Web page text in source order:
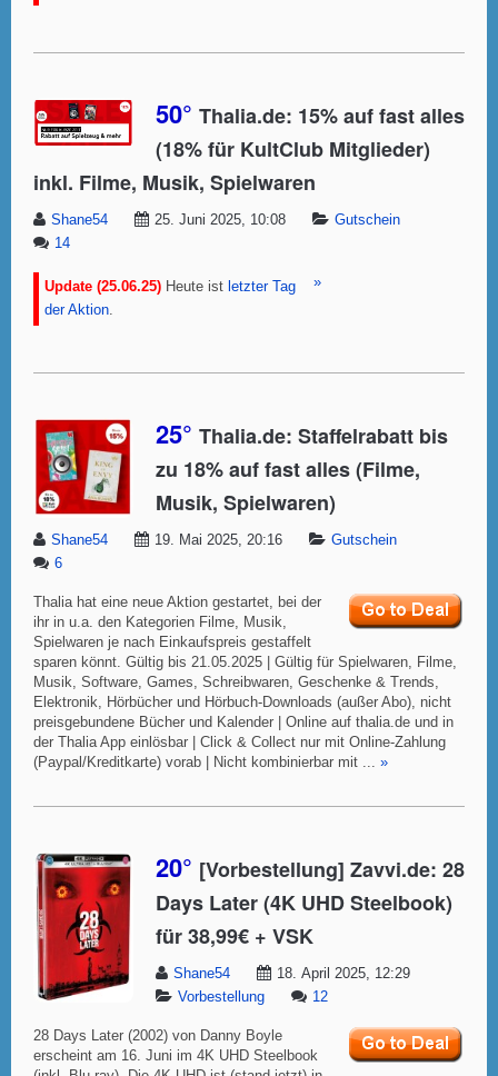
50° Thalia.de: 15% auf fast alles
(18% für KultClub Mitglieder)
inkl. Filme, Musik, Spielwaren
Shane54 25. Juni 2025, 10:08
Gutschein
14
Update (25.06.25) Heute ist letzter Tag
der Aktion.
»
25° Thalia.de: Staffelrabatt bis
zu 18% auf fast alles (Filme,
Musik, Spielwaren)
Shane54 19. Mai 2025, 20:16
Gutschein
6
Thalia hat eine neue Aktion gestartet, bei der
ihr in u.a. den Kategorien Filme, Musik,
Spielwaren je nach Einkaufspreis gestaffelt
sparen könnt. Gültig bis 21.05.2025 | Gültig für Spielwaren, Filme,
Musik, Software, Games, Schreibwaren, Geschenke & Trends,
Elektronik, Hörbücher und Hörbuch-Downloads (außer Abo), nicht
preisgebundene Bücher und Kalender | Online auf thalia.de und in
der Thalia App einlösbar | Click & Collect nur mit Online-Zahlung
(Paypal/Kreditkarte) vorab | Nicht kombinierbar mit ... »
20° [Vorbestellung] Zavvi.de: 28
Days Later (4K UHD Steelbook)
für 38,99€ + VSK
Shane54
18. April 2025, 12:29
Vorbestellung
12
28 Days Later (2002) von Danny Boyle
erscheint am 16. Juni im 4K UHD Steelbook